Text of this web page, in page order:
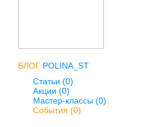
БЛОГ POLINA_ST
Статьи (0)
Акции (0)
Мастер-классы (0)
События (0)